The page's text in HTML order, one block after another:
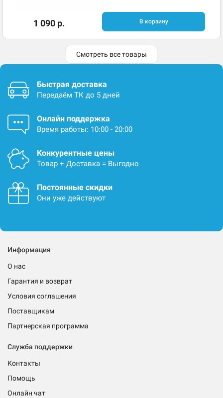
1 090 р. В корзину
Смотреть все товары
Быстрая доставка
Передаём ТК до 5 дней
Онлайн поддержка
Время работы: 10:00 - 20:00
Конкурентные цены
Товар + Доставка = Выгодно
Постоянные скидки
Они уже действуют
Информация
О нас
Гарантия и возврат
Условия соглашения
Поставщикам
Партнерская программа
Служба поддержки
Контакты
Помощь
Онлайн чат